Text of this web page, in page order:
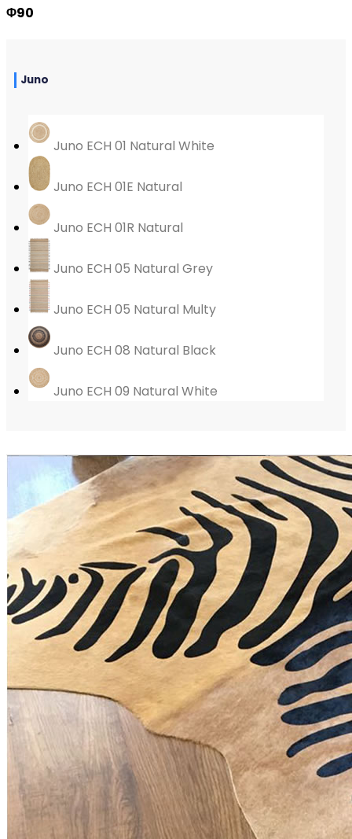
Φ90
Juno
Juno ECH 01 Natural White
Juno ECH 01E Natural
Juno ECH 01R Natural
Juno ECH 05 Natural Grey
Juno ECH 05 Natural Multy
Juno ECH 08 Natural Black
Juno ECH 09 Natural White